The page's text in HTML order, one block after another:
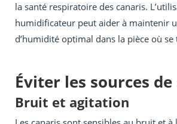
la santé respiratoire des canaris.
humidificateur peut aider à maintenir
d’humidité optimal dans la pièce où se
Éviter les sources
Bruit et agitation